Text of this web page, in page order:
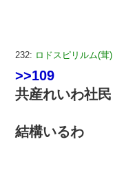
232: ロドスピリルム(茸)
>>109
共産れいわ社民
結構いるわ